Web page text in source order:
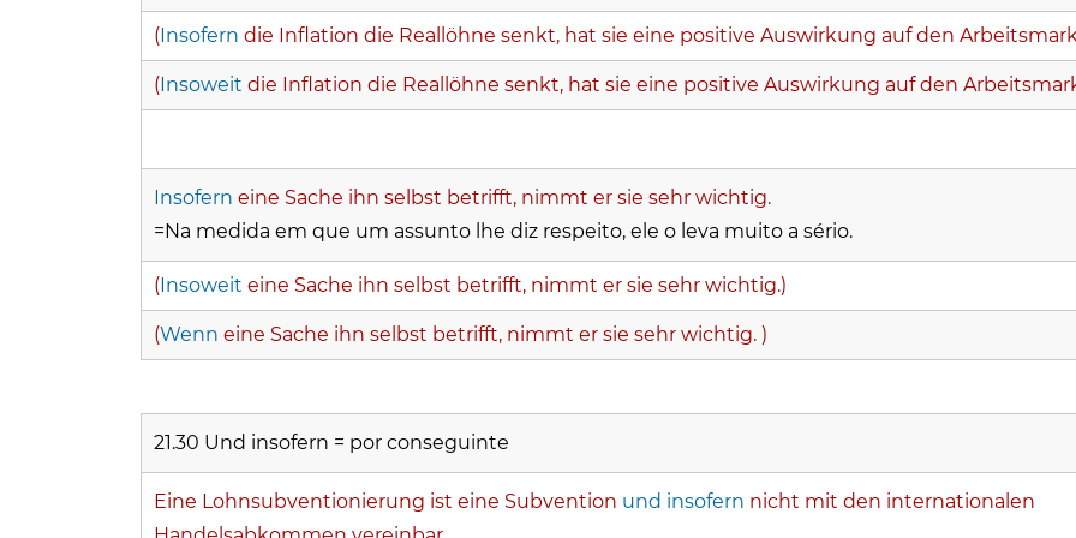
( Insofern die Inflation die Reallöhne senkt, hat sie eine positive Auswirkung auf den
( Insoweit die Inflation die Reallöhne senkt, hat sie eine positive Auswirkung auf den
Insofern eine Sache ihn selbst betrifft, nimmt er sie sehr wichtig.
= Na medida em que um assunto lhe diz respeito, ele o leva muito a sério.
( Insoweit eine Sache ihn selbst betrifft, nimmt er sie sehr wichtig.)
(Wenn eine Sache ihn selbst betrifft, nimmt er sie sehr wichtig. )
21.30 Und insofern = por conseguinte
Eine Lohnsubventionierung ist eine Subvention und insofern nicht mit den internationalen